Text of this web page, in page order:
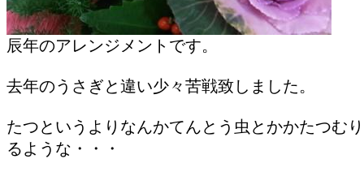
辰年のアレンジメントです。
去年のうさぎと違い少々苦戦致しました。
たつというよりなんかてんとう虫とかかたつむ
るような・・・